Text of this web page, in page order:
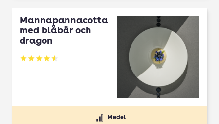
Mannapannacotta
med blåbär och
dragon
Betyg: 4.5 av 5
Medel